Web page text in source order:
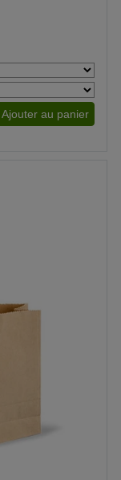
Ajouter au panier